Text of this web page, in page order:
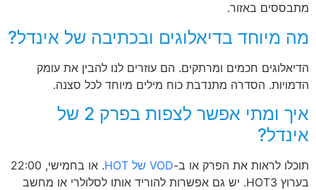
מתבססים באזור.
מה מיוחד בדיאלוגים ובכתיבה של אינדל?
הדיאלוגים חכמים ומרתקים. הם עוזרים לנו להבין את עומק
הדמויות. הסדרה מתנדבת כוח מילים מיוחד לכל סצנה.
איך ומתי אפשר לצפות בפרק 2 של
אינדל?
תוכלו לראות את הפרק או ב-VOD של HOT
. או בחמישי, 22:00
בערוץ HOT3. יש גם אפשרות להוריד אותו לסלולרי או מחשב